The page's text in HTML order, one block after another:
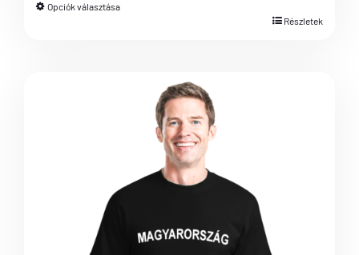
Opciók választása
Részletek